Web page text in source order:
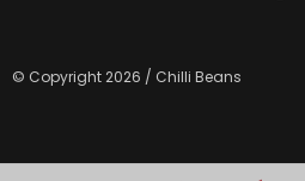
© Copyright 2026 / Chilli Beans